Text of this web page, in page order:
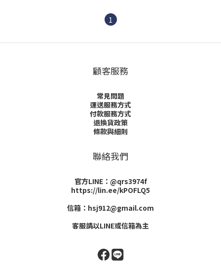
1
顧客服務
常見問題
運送服務方式
付款服務方式
退換貨政策
條款與細則
聯絡我們
官方LINE：@qrs3974f
https://lin.ee/kPOFLQ5
信箱：hsj912@gmail.com
客服請以LINE或信箱為主